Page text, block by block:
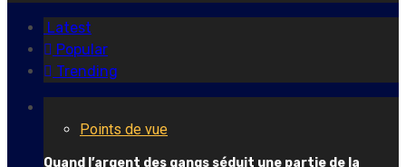
Latest
Popular
Trending
Points de vue
Quand l’argent des gangs séduit une partie de la